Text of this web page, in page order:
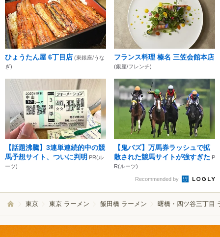
ひょうたん屋 6丁目店 (東銀座/うな
ぎ)
フランス料理 榛名 三笠会館本店
(銀座/フレンチ)
【話題沸騰】3連単連続的中の競
馬予想サイト、ついに判明 PR(ル
ーツ)
【鬼バズ】万馬券ラッシュで拡
散された競馬サイトが強すぎた P
R(ルーツ)
Recommended by
東京 東京 ラーメン 飯田橋 ラーメン 曙橋・四ツ谷三丁目